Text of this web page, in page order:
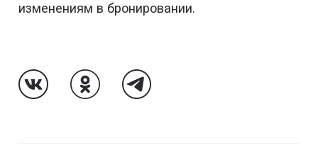
изменениям в бронировании.